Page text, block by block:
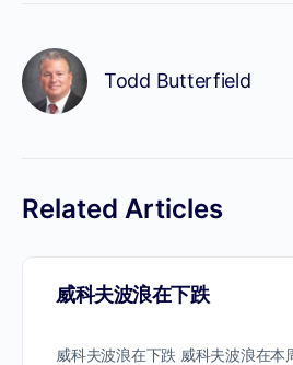
Todd Butterfield
Related Articles
威科夫波浪在下跌
威科夫波浪在下跌 威科夫波浪在本
Discord